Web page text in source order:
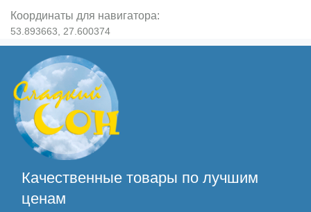
Координаты для навигатора:
53.893663, 27.600374
Качественные товары по лучшим
ценам